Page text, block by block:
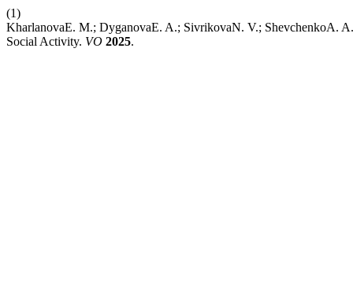
(1)
KharlanovaE. M.; DyganovaE. A.; SivrikovaN. V.; ShevchenkoA.
Social Activity. VO 2025.